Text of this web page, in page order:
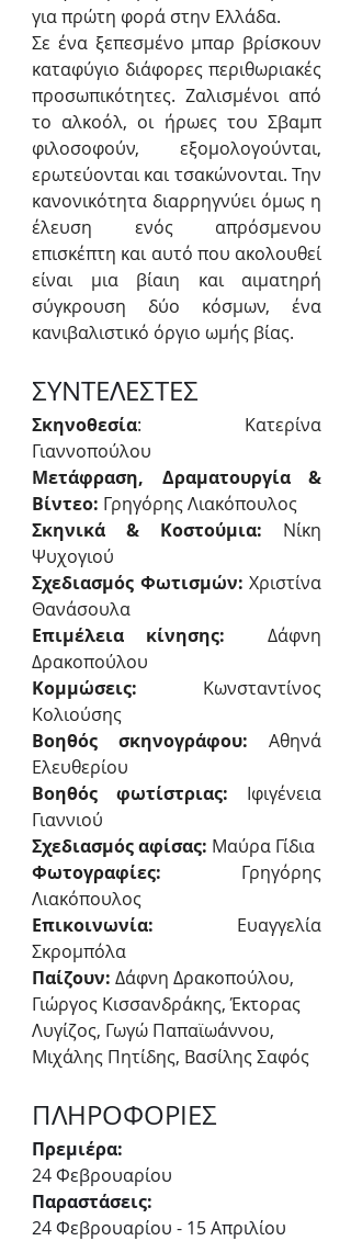
για πρώτη φορά στην Ελλάδα.
Σε ένα ξεπεσμένο μπαρ βρίσκουν
καταφύγιο διάφορες περιθωριακές
προσωπικότητες. Ζαλισμένοι από
το αλκοόλ, οι ήρωες του Σβαμπ
φιλοσοφούν, εξομολογούνται,
ερωτεύονται και τσακώνονται. Την
κανονικότητα διαρρηγνύει όμως η
έλευση ενός απρόσμενου
επισκέπτη και αυτό που ακολουθεί
είναι μια βίαιη και αιματηρή
σύγκρουση δύο κόσμων, ένα
κανιβαλιστικό όργιο ωμής βίας.
ΣΥΝΤΕΛΕΣΤΕΣ
Σκηνοθεσία: Κατερίνα
Γιαννοπούλου
Μετάφραση, Δραματουργία &
Βίντεο: Γρηγόρης Λιακόπουλος
Σκηνικά & Κοστούμια: Νίκη
Ψυχογιού
Σχεδιασμός Φωτισμών: Χριστίνα
Θανάσουλα
Επιμέλεια κίνησης:
Δάφνη
Δρακοπούλου
Κομμώσεις: Κωνσταντίνος
Κολιούσης
Βοηθός σκηνογράφου: Αθηνά
Ελευθερίου
Βοηθός φωτίστριας: Ιφιγένεια
Γιαννιού
Σχεδιασμός αφίσας: Μαύρα Γίδια
Φωτογραφίες: Γρηγόρης
Λιακόπουλος
Επικοινωνία: Ευαγγελία
Σκρομπόλα
Παίζουν: Δάφνη Δρακοπούλου,
Γιώργος Κισσανδράκης, Έκτορας
Λυγίζος, Γωγώ Παπαϊωάννου,
Μιχάλης Πητίδης, Βασίλης Σαφός
ΠΛΗΡΟΦΟΡΙΕΣ
Πρεμιέρα:
24 Φεβρουαρίου
Παραστάσεις:
24 Φεβρουαρίου - 15 Απριλίου